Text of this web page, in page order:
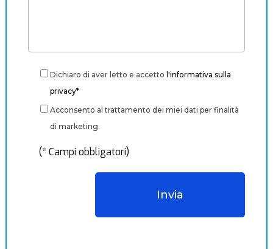
Dichiaro di aver letto e accetto l'informativa sulla
privacy*
Acconsento al trattamento dei miei dati per finalità
di marketing.
(* Campi obbligatori)